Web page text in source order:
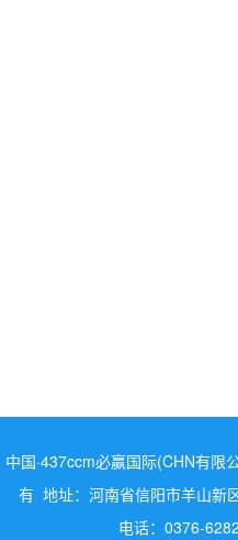
中国·437ccm必赢国际(CHN有限
有 地址：河南省信阳市羊山新
电话：0376-